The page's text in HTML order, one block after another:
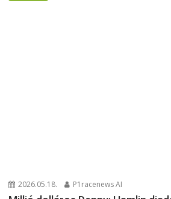
2026.05.18. P1racenews AI